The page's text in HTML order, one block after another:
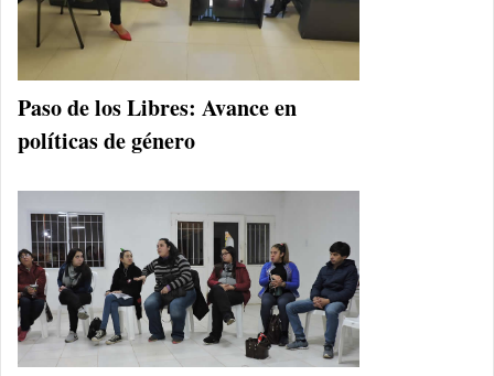
Paso de los Libres: Avance en
políticas de género